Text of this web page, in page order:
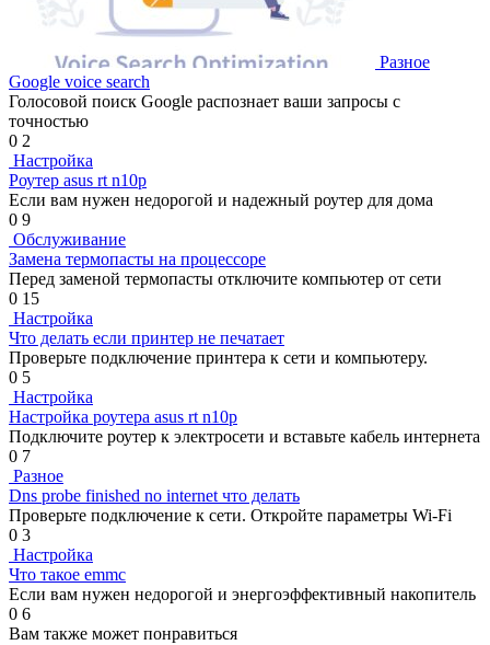
Разное
Google voice search
Голосовой поиск Google распознает ваши запросы с
точностью
0 2
Настройка
Роутер asus rt n10p
Если вам нужен недорогой и надежный роутер для дома
0 9
Обслуживание
Замена термопасты на процессоре
Перед заменой термопасты отключите компьютер от сети
0 15
Настройка
Что делать если принтер не печатает
Проверьте подключение принтера к сети и компьютеру.
0 5
Настройка
Настройка роутера asus rt n10p
Подключите роутер к электросети и вставьте кабель интернета
0 7
Разное
Dns probe finished no internet что делать
Проверьте подключение к сети. Откройте параметры Wi-Fi
0 3
Настройка
Что такое emmc
Если вам нужен недорогой и энергоэффективный накопитель
0 6
Вам также может понравиться